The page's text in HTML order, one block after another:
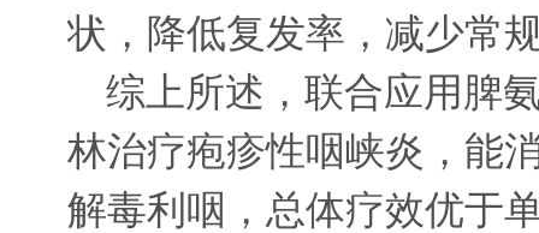
状，降低复发率，减少常
综上所述，联合应用脾
林治疗疱疹性咽峡炎，能
解毒利咽，总体疗效优于